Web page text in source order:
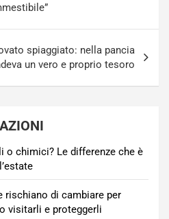
spiaggiato: nella pancia
un vero e proprio tesoro
o chimici? Le differenze che è
rischiano di cambiare per
visitarli e proteggerli